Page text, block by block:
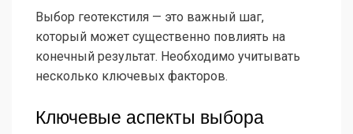
Выбор геотекстиля — это важный шаг,
который может существенно повлиять на
конечный результат. Необходимо учитывать
несколько ключевых факторов.
Ключевые аспекты выбора